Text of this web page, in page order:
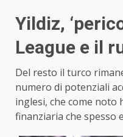
Yildiz,
League e il
Del resto il turco
numero di potenziali
inglesi, che come
finanziaria che spesso